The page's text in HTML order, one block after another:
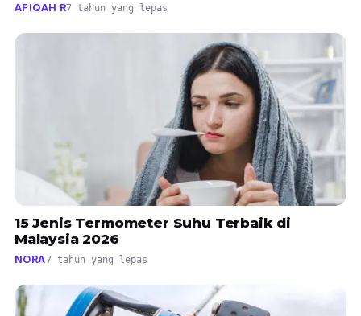
AFIQAH R7 tahun yang lepas
15 Jenis Termometer Suhu Terbaik di
Malaysia 2026
NORA7 tahun yang lepas